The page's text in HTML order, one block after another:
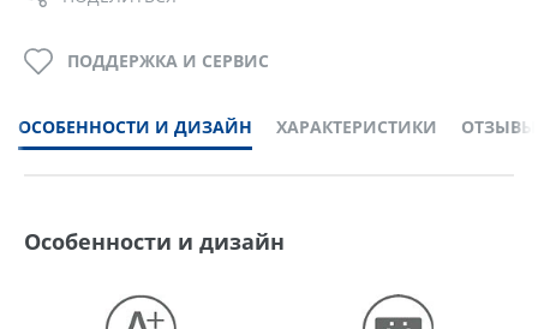
ОСОБЕННОСТИ И ДИЗАЙН ХАРАКТЕРИСТИКИ ОТЗЫВЫ
ПОДДЕРЖКА И СЕРВИС
Особенности и дизайн